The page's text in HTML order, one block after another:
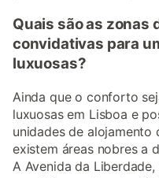
Quais são as zonas
convidativas para
luxuosas?
Ainda que o conforto
luxuosas em Lisboa e
unidades de
existem áreas nobres a
A Avenida da